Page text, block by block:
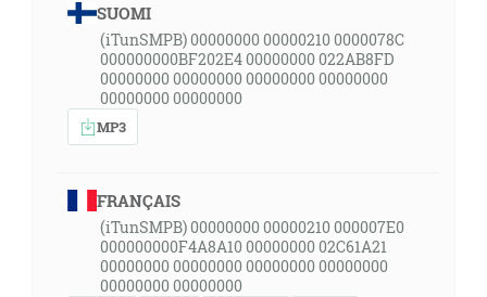
SUOMI
(iTunSMPB) 00000000 00000210 0000078C
000000000BF202E4 00000000 022AB8FD
00000000 00000000 00000000 00000000
00000000 00000000
MP3
FRANÇAIS
(iTunSMPB) 00000000 00000210 000007E0
000000000F4A8A10 00000000 02C61A21
00000000 00000000 00000000 00000000
00000000 00000000